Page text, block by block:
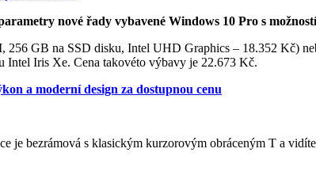
nové řady vybavené Windows 10 Pro s
GB na SSD disku, Intel UHD Graphics – 18.352 Kč)
Iris Xe. Cena takovéto výbavy je 22.673 Kč.
a moderní design za dostupnou cenu
je bezrámová s klasickým kurzorovým obráceným T a